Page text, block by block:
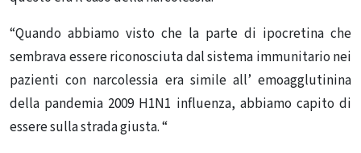
“Quando abbiamo visto che la parte di ipocretina che
sembrava essere riconosciuta dal sistema immunitario nei
pazienti con narcolessia era simile all’ emoagglutinina
della pandemia 2009 H1N1 influenza, abbiamo capito di
essere sulla strada giusta. “